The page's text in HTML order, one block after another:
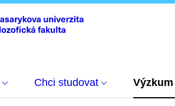
Chci studovat Výzkum